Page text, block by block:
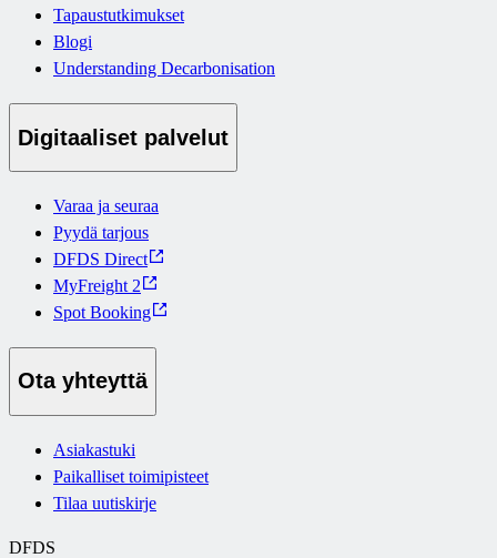
Tapaustutkimukset
Blogi
Understanding Decarbonisation
Digitaaliset palvelut
Varaa ja seuraa
Pyydä tarjous
DFDS Direct
MyFreight 2
Spot Booking
Ota yhteyttä
Asiakastuki
Paikalliset toimipisteet
Tilaa uutiskirje
DFDS